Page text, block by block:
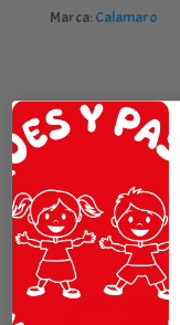
Marca: Calamaro